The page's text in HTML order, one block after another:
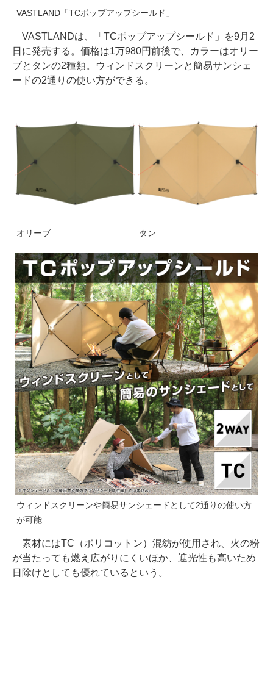
VASTLAND「TCポップアップシールド」
VASTLANDは、「TCポップアップシールド」を9月2
日に発売する。価格は1万980円前後で、カラーはオリー
ブとタンの2種類。ウィンドスクリーンと簡易サンシェ
ードの2通りの使い方ができる。
オリーブ タン
ウィンドスクリーンや簡易サンシェードとして2通りの使い方
が可能
素材にはTC（ポリコットン）混紡が使用され、火の粉
が当たっても燃え広がりにくいほか、遮光性も高いため
日除けとしても優れているという。